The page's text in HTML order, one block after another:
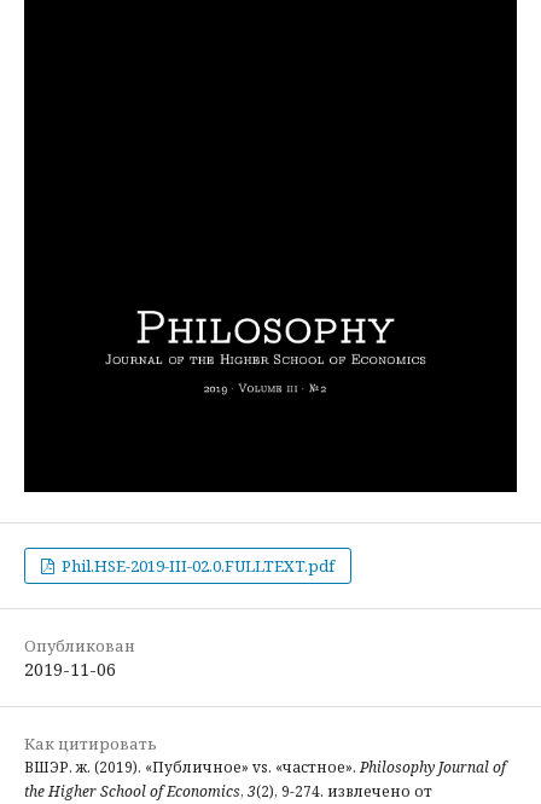
Phil.HSE-2019-III-02.0.FULLTEXT.pdf
Опубликован
2019-11-06
Как цитировать
ВШЭР. ж. (2019). «Публичное» vs. «частное».Philosophy Journal of
the Higher School of Economics, 3(2), 9-274. извлечено от